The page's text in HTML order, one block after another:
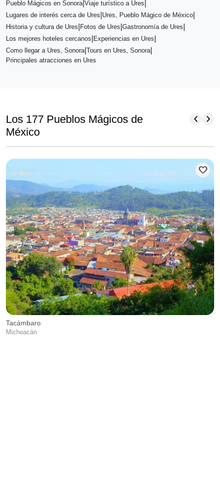
Pueblo Mágicos en Sonora| Viaje turístico a Ures
Lugares de interés cerca de Ures Ures, Pueblo Mágico de México
Historia y cultura de Ures Fotos de Ures Gastronomía de Ures
Los mejores hoteles cercanos Experiencias en Ures
Como llegar a Ures, Sonora| Tours en Ures, Sonora|
Principales atracciones en Ures
Los 177 Pueblos Mágicos de
México
chevron_left chevron_right
favorite
Tacámbaro
Michoacán